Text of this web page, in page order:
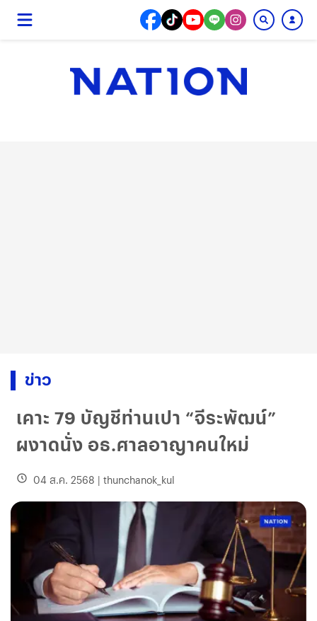
ข่าว
เคาะ 79 บัญชีท่านเปา “จีระพัฒน์”
ผงาดนั่ง อธ.ศาลอาญาคนใหม่
04 ส.ค. 2568 | thunchanok_kul